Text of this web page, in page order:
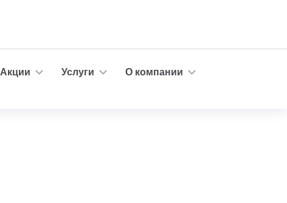
Акции Услуги
О компании